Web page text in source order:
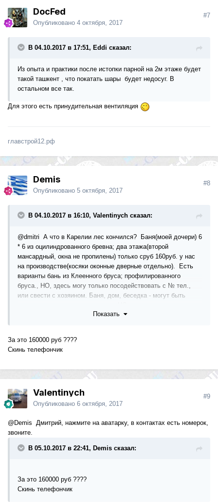
DocFed
Опубликовано 4 октября, 2017
#7
В 04.10.2017 в 17:51, Eddi сказал:
Из опыта и практики после истопки парной на 2м этаже будет
такой ташкент , что покатать шары будет недосуг. В
остальном все так.
Для этого есть принудительная вентиляция
главстрой12.рф
Demis
Опубликовано 5 октября, 2017
#8
В 04.10.2017 в 16:10, Valentinych сказал:
@dmitri А что в Карелии лес кончился? Баня(моей дочери) 6
* 6 из оцилиндрованного бревна; два этажа(второй
мансардный, окна не пропилены) только сруб 160руб. у нас
на производстве(косяки оконные дверные отдельно). Есть
варианты бань из Клеенного бруса; профилированного
бруса., НО, здесь могу только посодействовать с № тел.,
или свести с хозяином. Баня, дом, беседка - могут быть
Показать
За это 160000 руб ????
Скинь телефончик
Valentinych
Опубликовано 6 октября, 2017
#9
@Demis Дмитрий, нажмите на аватарку, в контактах есть номерок,
звоните.
В 05.10.2017 в 22:41, Demis сказал:
За это 160000 руб ????
Скинь телефончик